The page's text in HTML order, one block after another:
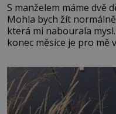
S manželem máme dvě
Mohla bych žít
která mi nabourala
konec měsíce je pro mě
dál častěji volá o